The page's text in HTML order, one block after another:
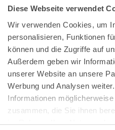
Diese Webseite verwendet
Wir verwenden Cookies, um
personalisieren, Funktionen
können und die Zugriffe auf
Außerdem geben wir
unserer Website an unsere
Werbung und Analysen
Informationen
zusammen, die Sie ihnen
im Rahmen Ihrer Nutzung
Bundeskanzlerplatz 2
53113 Bonn
Pressemitteilungen|AGB
Impressum|Datenschutz